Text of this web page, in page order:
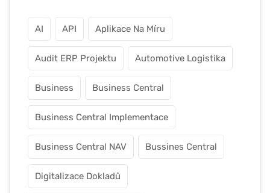
AI API Aplikace Na Míru
Audit ERP Projektu Automotive Logistika
Business Business Central
Business Central Implementace
Business Central NAV Bussines Central
Digitalizace Dokladů